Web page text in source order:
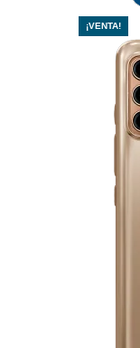
¡VENTA!